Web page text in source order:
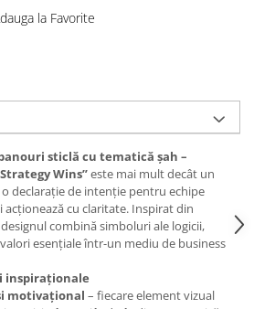
la Favorite
sticlă cu tematică șah –
Wins”este mai mult decât un
declarație de intenție pentru echipe
acționează cu claritate. Inspirat din
combină simboluri ale logicii,
esențiale într-un mediu de business
inspiraționale
motivațional – fiecare element vizual